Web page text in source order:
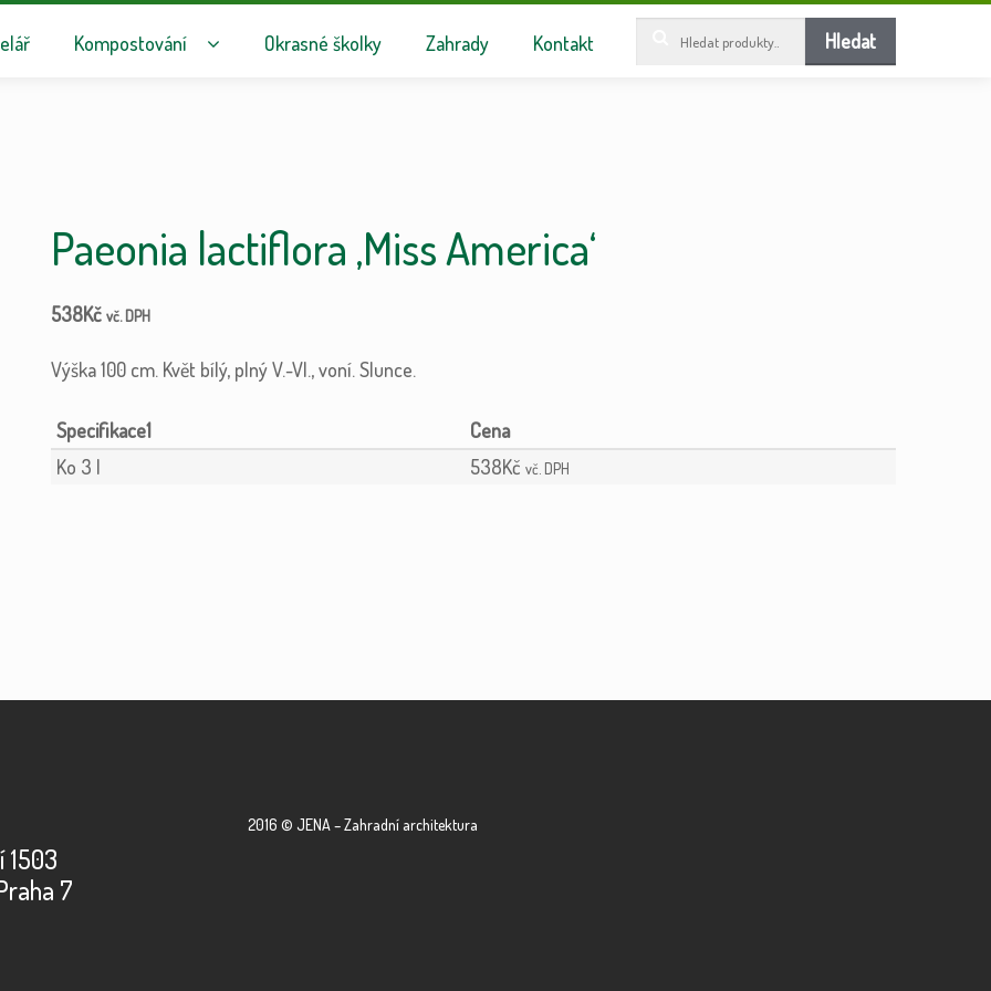
webu
Hledat
Kompostování Okrasné školky Zahrady Kontakt
Paeonia lactiflora ‚Miss America‘
538Kč vč. DPH
Výška 100 cm. Květ bílý, plný V.-VI., voní. Slunce.
Specifikace1
Ko 3 l
538Kč vč. DPH
1503
7
2016 © JENA – Zahradní architektura